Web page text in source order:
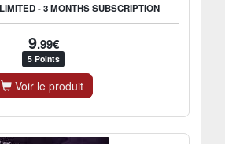
- 3 MONTHS SUBSCRIPTION
9.99€
5 Points
Voir le produit